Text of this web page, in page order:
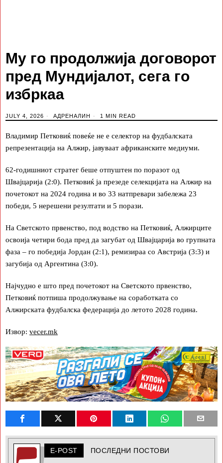
Му го продолжија договорот
пред Мундијалот, сега го
избркаа
JULY 4, 2026 АДРЕНАЛИН 1 MIN READ
Владимир Петковиќ повеќе не е селектор на фудбалската
репрезентација на Алжир, јавуваат африканските медиуми.
62-годишниот стратег беше отпуштен по поразот од
Швајцарија (2:0). Петковиќ ја презеде селекцијата на Алжир на
почетокот на 2024 година и во 33 натпревари забележа 23
победи, 5 нерешени резултати и 5 порази.
На Светското првенство, под водство на Петковиќ, Алжирците
освоија четири бода пред да загубат од Швајцарија во групната
фаза – го победија Јордан (2:1), ремизираа со Австрија (3:3) и
загубија од Аргентина (3:0).
Најчудно е што пред почетокот на Светското првенство,
Петковиќ потпиша продолжување на соработката со
Алжирската фудбалска федерација до летото 2028 година.
Извор: vecer.mk
E-POST ПОСЛЕДНИ ПОСТОВИ